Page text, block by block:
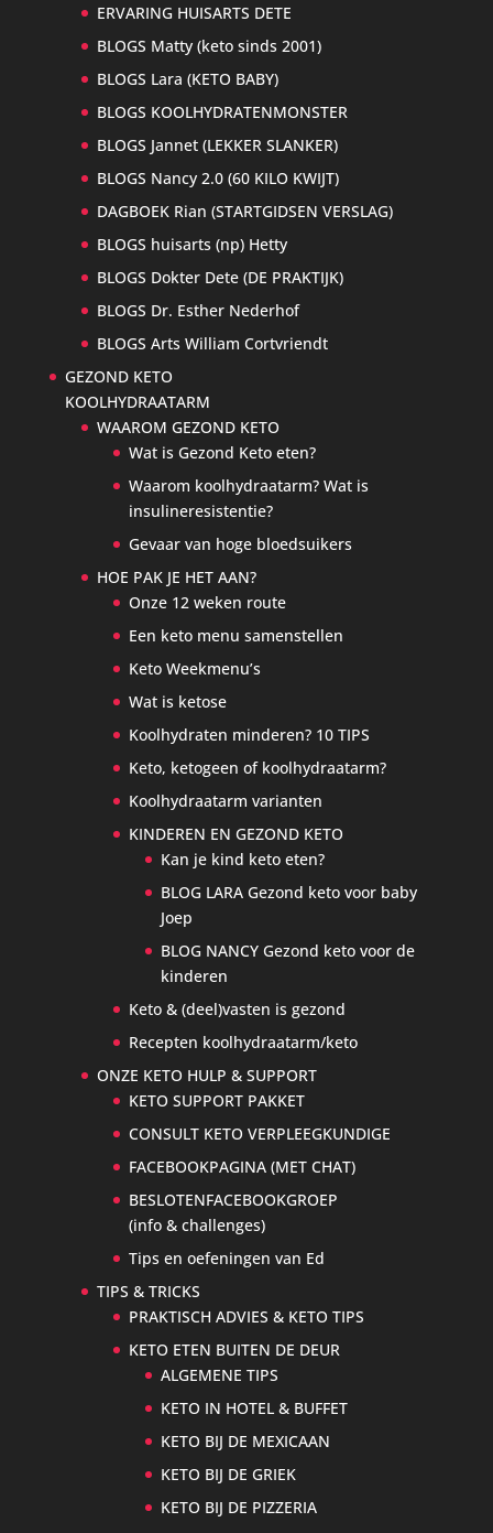
ERVARING HUISARTS DETE
BLOGS Matty (keto sinds 2001)
BLOGS Lara (KETO BABY)
BLOGS KOOLHYDRATENMONSTER
BLOGS Jannet (LEKKER SLANKER)
BLOGS Nancy 2.0 (60 KILO KWIJT)
DAGBOEK Rian (STARTGIDSEN VERSLAG)
BLOGS huisarts (np) Hetty
BLOGS Dokter Dete (DE PRAKTIJK)
BLOGS Dr. Esther Nederhof
BLOGS Arts William Cortvriendt
GEZOND KETO
KOOLHYDRAATARM
WAAROM GEZOND KETO
Wat is Gezond Keto eten?
Waarom koolhydraatarm? Wat is
insulineresistentie?
Gevaar van hoge bloedsuikers
HOE PAK JE HET AAN?
Onze 12 weken route
Een keto menu samenstellen
Keto Weekmenu’s
Wat is ketose
Koolhydraten minderen? 10 TIPS
Keto, ketogeen of koolhydraatarm?
Koolhydraatarm varianten
KINDEREN EN GEZOND KETO
Kan je kind keto eten?
BLOG LARA Gezond keto voor baby
Joep
BLOG NANCY Gezond keto voor de
kinderen
Keto & (deel)vasten is gezond
Recepten koolhydraatarm/keto
ONZE KETO HULP & SUPPORT
KETO SUPPORT PAKKET
CONSULT KETO VERPLEEGKUNDIGE
FACEBOOKPAGINA (MET CHAT)
BESLOTENFACEBOOKGROEP
(info & challenges)
Tips en oefeningen van Ed
TIPS & TRICKS
PRAKTISCH ADVIES & KETO TIPS
KETO ETEN BUITEN DE DEUR
ALGEMENE TIPS
KETO IN HOTEL & BUFFET
KETO BIJ DE MEXICAAN
KETO BIJ DE GRIEK
KETO BIJ DE PIZZERIA